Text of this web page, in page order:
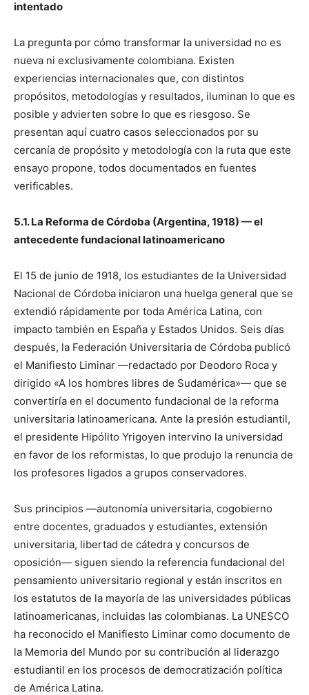
intentado
La pregunta por cómo transformar la universidad no es
nueva ni exclusivamente colombiana. Existen
experiencias internacionales que, con distintos
propósitos, metodologías y resultados, iluminan lo que es
posible y advierten sobre lo que es riesgoso. Se
presentan aquí cuatro casos seleccionados por su
cercanía de propósito y metodología con la ruta que este
ensayo propone, todos documentados en fuentes
verificables.
5.1. La Reforma de Córdoba (Argentina, 1918) — el
antecedente fundacional latinoamericano
El 15 de junio de 1918, los estudiantes de la Universidad
Nacional de Córdoba iniciaron una huelga general que se
extendió rápidamente por toda América Latina, con
impacto también en España y Estados Unidos. Seis días
después, la Federación Universitaria de Córdoba publicó
el Manifiesto Liminar —redactado por Deodoro Roca y
dirigido «A los hombres libres de Sudamérica»— que se
convertiría en el documento fundacional de la reforma
universitaria latinoamericana. Ante la presión estudiantil,
el presidente Hipólito Yrigoyen intervino la universidad
en favor de los reformistas, lo que produjo la renuncia de
los profesores ligados a grupos conservadores.
Sus principios —autonomía universitaria, cogobierno
entre docentes, graduados y estudiantes, extensión
universitaria, libertad de cátedra y concursos de
oposición— siguen siendo la referencia fundacional del
pensamiento universitario regional y están inscritos en
los estatutos de la mayoría de las universidades públicas
latinoamericanas, incluidas las colombianas. La UNESCO
ha reconocido el Manifiesto Liminar como documento de
la Memoria del Mundo por su contribución al liderazgo
estudiantil en los procesos de democratización política
de América Latina.